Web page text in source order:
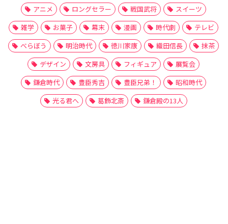
アニメ
ロングセラー 戦国武将
スイーツ
雑学
お菓子 幕末 漫画 時代劇
テレビ
べらぼう
明治時代 徳川家康 織田信長
抹茶
デザイン
文房具 フィギュア
展覧会
鎌倉時代
豊臣秀吉 豊臣兄弟！
昭和時代
光る君へ
葛飾北斎 鎌倉殿の13人